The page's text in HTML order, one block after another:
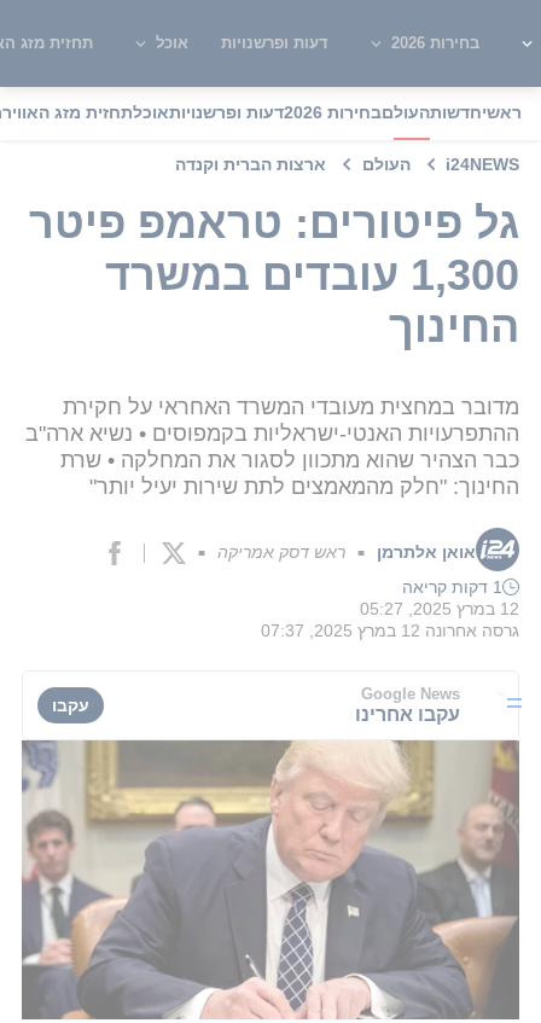
בחירות 2026 דעות ופרשנויות אוכל תחזית מזג
ראשיחדשותהעולםבחירות 2026 דעות ופרשנויותאוכלתחזית מזג האוויר
i24NEWS העולם ארצות הברית וקנדה
גל פיטורים: טראמפ פיטר
1,300 עובדים במשרד
החינוך
מדובר במחצית מעובדי המשרד האחראי על חקירת
ההתפרעויות האנטי-ישראליות בקמפוסים • נשיא ארה"ב
כבר הצהיר שהוא מתכוון לסגור את המחלקה • שרת
החינוך: "חלק מהמאמצים לתת שירות יעיל יותר"
אואן אלתרמן ■ ראש דסק אמריקה ■
1 דקות קריאה
12 במרץ 2025, 05:27
גרסה אחרונה 12 במרץ 2025, 07:37
Google News
עקבו אחרינו עקבו